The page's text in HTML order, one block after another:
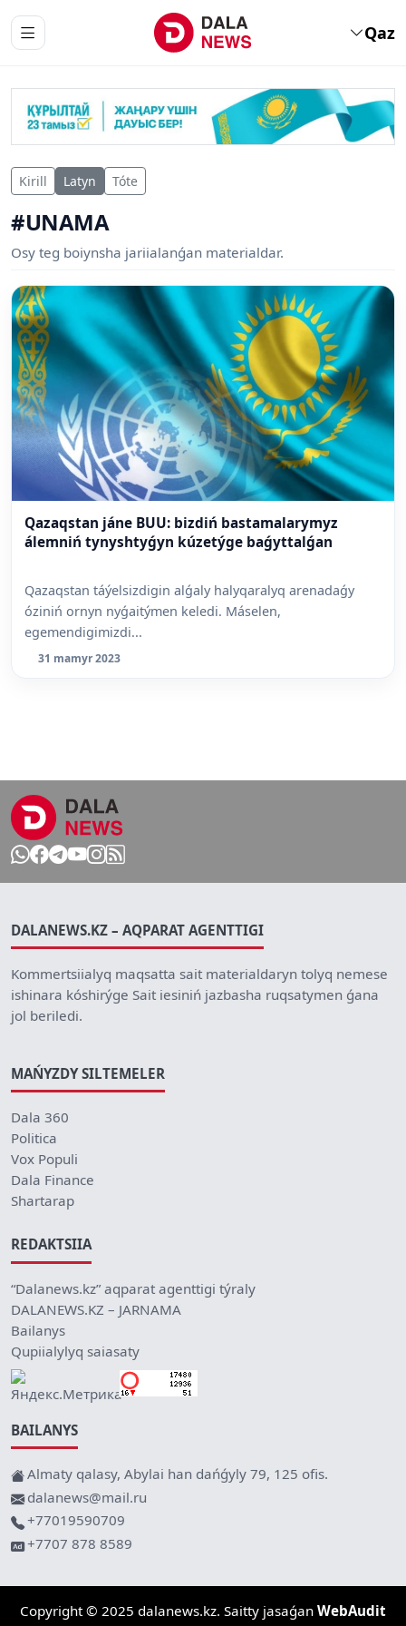
Qaz
Kirill Latyn Tóte
#UNAMA
Osy teg boiynsha jariialanǵan materialdar.
Qazaqstan jáne BUU: bizdiń bastamalarymyz
álemniń tynyshtyǵyn kúzetýge baǵyttalǵan
Qazaqstan táýelsizdigin alǵaly halyqaralyq arenadaǵy
óziniń ornyn nyǵaitýmen keledi. Máselen,
egemendigimizdi...
31 mamyr 2023
DALANEWS.KZ – AQPARAT AGENTTIGI
Kommertsiialyq maqsatta sait materialdaryn tolyq nemese
ishinara kóshirýge Sait iesiniń jazbasha ruqsatymen ǵana
jol beriledi.
MAŃYZDY SILTEMELER
Dala 360
Politica
Vox Populi
Dala Finance
Shartarap
REDAKTSIIA
“Dalanews.kz” aqparat agenttigi týraly
DALANEWS.KZ – JARNAMA
Bailanys
Qupiialylyq saiasaty
BAILANYS
Almaty qalasy, Abylai han dańǵyly 79, 125 ofis.
dalanews@mail.ru
+77019590709
+7707 878 8589
Copyright © 2025 dalanews.kz. Saitty jasaǵan WebAudit